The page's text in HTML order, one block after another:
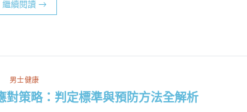
繼續閱讀 →
男士健康
對策略：判定標準與預防方法全解析